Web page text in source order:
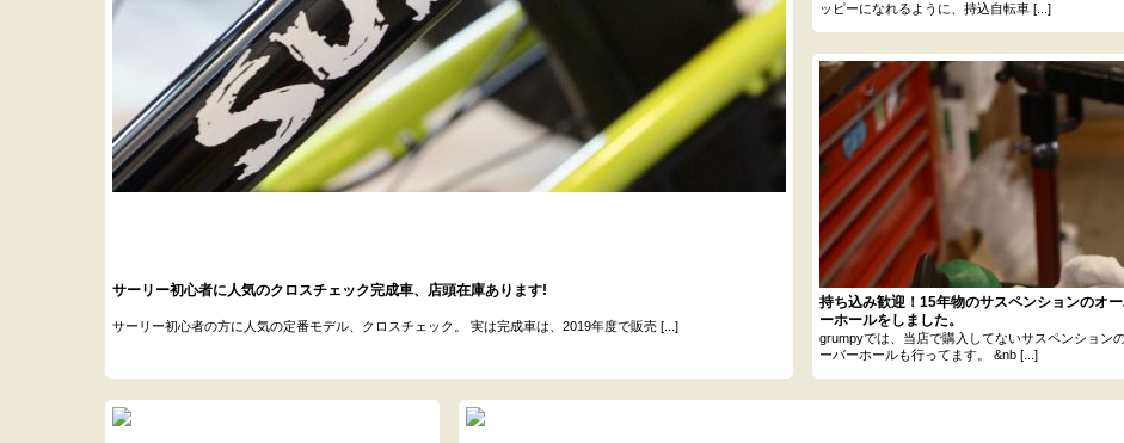
サーリー初心者に人気のクロスチェック完成車、店頭在庫あります!
サーリー初心者の方に人気の定番モデル、クロスチェック。 実は完成車は、2019年度で販売 [...]
ッピーになれるように、持込自転車 [...]
持ち込み歓迎！15年物のサスペンションのオ
ーホールをしました。
grumpyでは、当店で購入してないサスペンション
ーバーホールも行ってます。 &nb [...]